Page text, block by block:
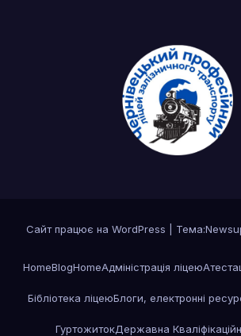
Сайт працює на WordPress
HomeBlogHomeАдміністрація ліцею
Бібліотека ліцеюБлоги, електронні
ГуртожитокДержавна